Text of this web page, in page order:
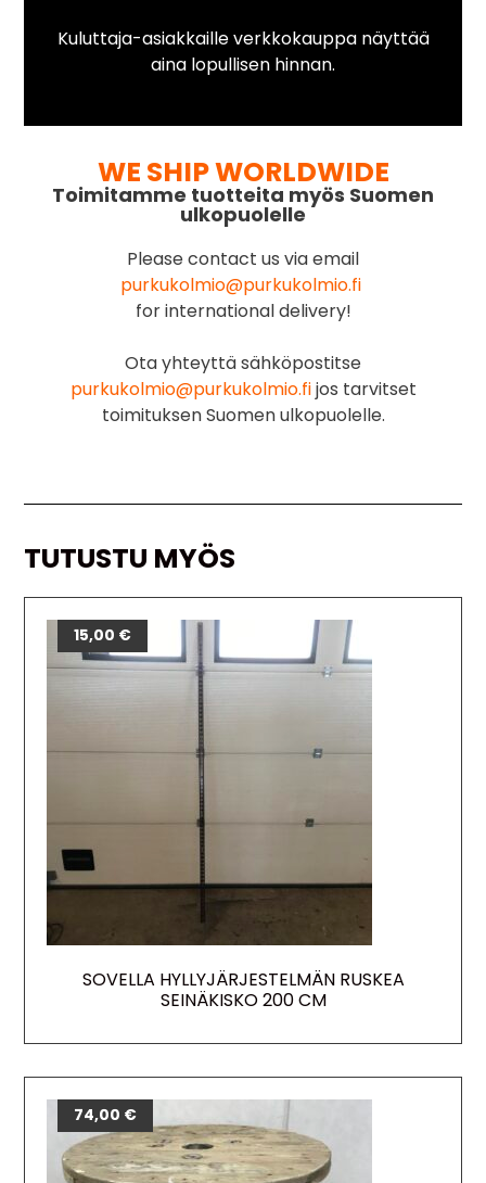
Kuluttaja-asiakkaille verkkokauppa näyttää
aina lopullisen hinnan.
WE SHIP WORLDWIDE
Toimitamme tuotteita myös Suomen
ulkopuolelle
Please contact us via email
purkukolmio@purkukolmio.fi
for international delivery!
Ota yhteyttä sähköpostitse
purkukolmio@purkukolmio.fijos tarvitset
toimituksen Suomen ulkopuolelle.
TUTUSTU MYÖS
SOVELLA HYLLYJÄRJESTELMÄN RUSKEA
SEINÄKISKO 200 CM
15,00 €
74,00 €